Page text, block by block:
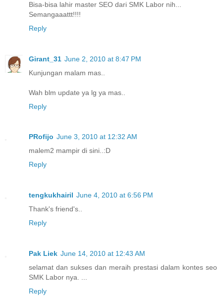
Bisa-bisa lahir master SEO dari SMK Labor nih...
Semangaaattt!!!!
Reply
Girant_31 June 2, 2010 at 8:47 PM
Kunjungan malam mas..
Wah blm update ya lg ya mas..
Reply
PRofijo June 3, 2010 at 12:32 AM
malem2 mampir di sini..:D
Reply
tengkukhairil June 4, 2010 at 6:56 PM
Thank's friend's..
Reply
Pak Liek June 14, 2010 at 12:43 AM
selamat dan sukses dan meraih prestasi dalam kontes seo
SMK Labor nya. ...
Reply